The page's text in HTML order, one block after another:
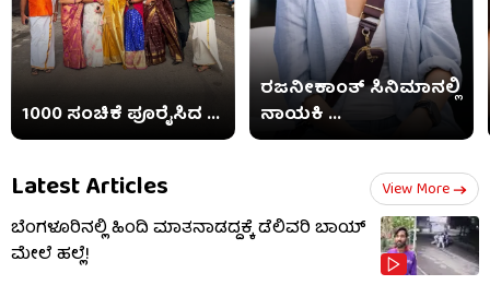
1000 ಸಂಚಿಕೆ ಪೂರೈಸಿದ ...
ರಜನೀಕಾಂತ್ ಸಿನಿಮಾನಲ್ಲಿ
ನಾಯಕಿ ...
Latest Articles View More
ಬೆಂಗಳೂರಿನಲ್ಲಿ ಹಿಂದಿ ಮಾತನಾಡದ್ದಕ್ಕೆ ಡೆಲಿವರಿ ಬಾಯ್
ಮೇಲೆ ಹಲ್ಲೆ!